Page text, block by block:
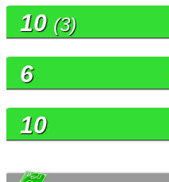
10 (3)
6
10